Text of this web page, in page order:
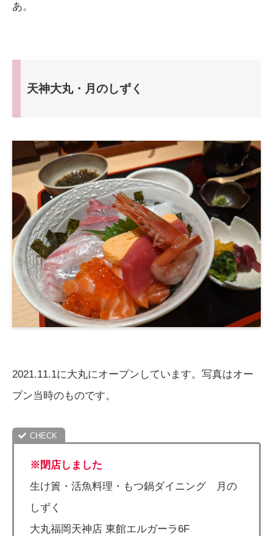
あ。
天神大丸・月のしずく
2021.11.1に大丸にオープンしています。写真はオー
プン当時のものです。
※閉店し ました
生け簀・活魚料理・もつ鍋ダイニング 月の
しずく
大丸福岡天神店 東館エルガーラ6F